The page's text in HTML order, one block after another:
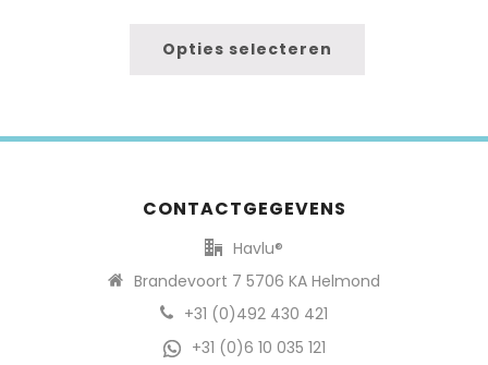
Opties selecteren
CONTACTGEGEVENS
Havlu®
Brandevoort 7 5706 KA Helmond
+31 (0)492 430 421
+31 (0)6 10 035 121